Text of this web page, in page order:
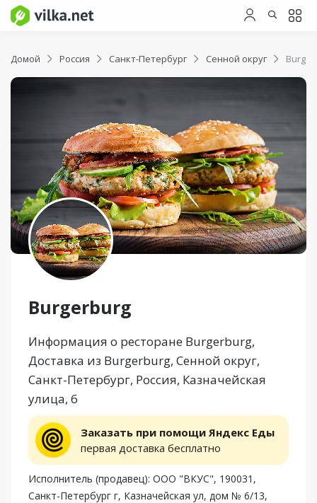
Домой Россия Санкт-Петербург Сенной округ
Burgerburg
Информация о ресторане Burgerburg,
Доставка из Burgerburg, Сенной округ,
Санкт-Петербург, Россия, Казначейская
улица, 6
Заказать при помощи Яндекс Еды
первая доставка бесплатно
Исполнитель (продавец): ООО "ВКУС", 190031,
Санкт-Петербург г, Казначейская ул, дом № 6/13,